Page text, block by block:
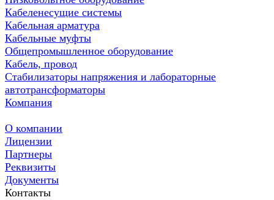
Кабеленесущие системы
Кабельная арматура
Кабельные муфты
Общепромышленное оборудование
Кабель, провод
Стабилизаторы напряжения и лабораторные
автотрансформаторы
Компания
О компании
Лицензии
Партнеры
Реквизиты
Документы
Контакты